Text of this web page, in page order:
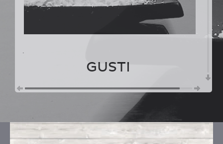
.
GUSTI
Ingredienti:zucchero, zucchero a velo, albume
d'uovo